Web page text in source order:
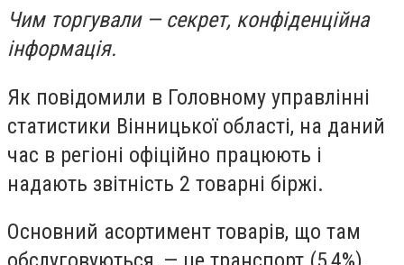
Чим торгували — секрет, конфіденційна
інформація.
Як повідомили в Головному управлінні
статистики Вінницької області, на даний
час в регіоні офіційно працюють і
надають звітність 2 товарні біржі.
Основний асортимент товарів, що там